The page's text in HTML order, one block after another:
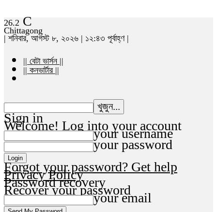
26.2 C
Chittagong
| শনিবার, আগস্ট ৮, ২০২৬ | ১২:৪৩ পূর্বাহ্ণ |
|| বেটা ভার্সন ||
|| কনভার্টার ||
Sign in
Welcome! Log into your account
your username
your password
Forgot your password? Get help
Privacy Policy
Password recovery
Recover your password
your email